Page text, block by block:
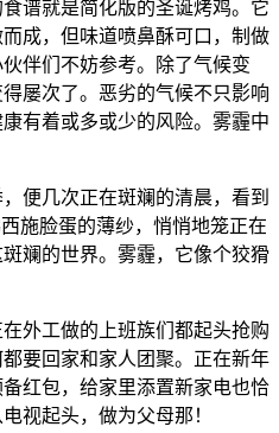
就是简化版的圣诞烤鸡。它
成，但味道喷鼻酥可口，制做
伴们不妨参考。除了气候变
屡次了。恶劣的气候不只影响
有着或多或少的风险。雾霾中
几次正在斑斓的清晨，看到
施脸蛋的薄纱，悄悄地笼正在
斓的世界。雾霾，它像个狡猾
工做的上班族们都起头抢购
要回家和家人团聚。正在新年
红包，给家里添置新家电也恰
视起头，做为父母那！